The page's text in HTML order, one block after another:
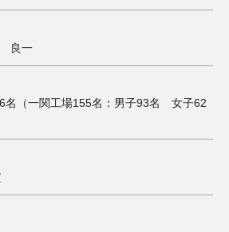
良一
名（一関工場155名：男子93名 女子62